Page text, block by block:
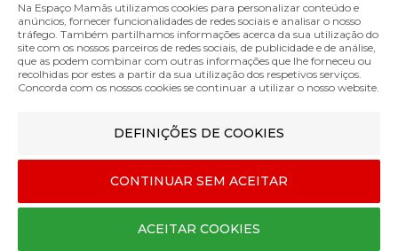
Cuecas Gravidez Anita Essential Conjunto 2 Unidades
49.95€
MÉTODOS DE ENVIO
MÉTODOS DE PAGAMENTO
Designed & developed by
©Espaço mamãs. Todos os direitos reservados
Na Espaço Mamãs utilizamos cookies para personalizar conteúdo e
anúncios, fornecer funcionalidades de redes sociais e analisar o nosso
tráfego. Também partilhamos informações acerca da sua utilização do
site com os nossos parceiros de redes sociais, de publicidade e de análise,
que as podem combinar com outras informações que lhe forneceu ou
recolhidas por estes a partir da sua utilização dos respetivos serviços.
Concorda com os nossos cookies se continuar a utilizar o nosso website.
DEFINIÇÕES DE COOKIES
CONTINUAR SEM ACEITAR
ACEITAR COOKIES